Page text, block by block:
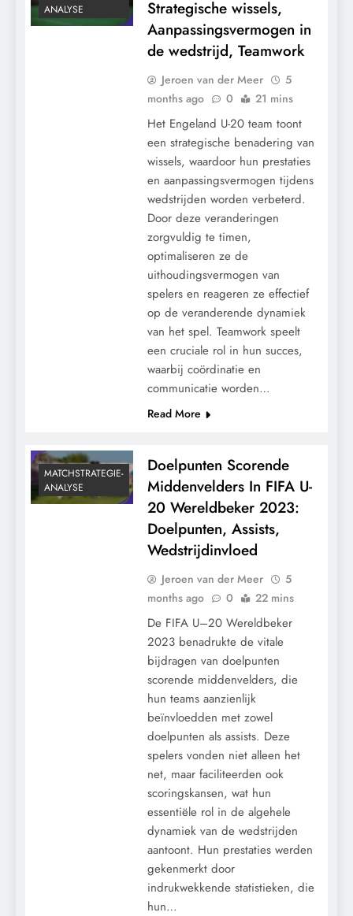
ANALYSE
Strategische wissels,
Aanpassingsvermogen in
de wedstrijd, Teamwork
Jeroen van der Meer
5
months ago
0 21 mins
Het Engeland U-20 team toont
een strategische benadering van
wissels, waardoor hun prestaties
en aanpassingsvermogen tijdens
wedstrijden worden verbeterd.
Door deze veranderingen
zorgvuldig te timen,
optimaliseren ze de
uithoudingsvermogen van
spelers en reageren ze effectief
op de veranderende dynamiek
van het spel. Teamwork speelt
een cruciale rol in hun succes,
waarbij coördinatie en
communicatie worden…
Read More
MATCHSTRATEGIE-
ANALYSE
Doelpunten Scorende
Middenvelders In FIFA U-
20 Wereldbeker 2023:
Doelpunten, Assists,
Wedstrijdinvloed
Jeroen van der Meer
5
months ago
0 22 mins
De FIFA U–20 Wereldbeker
2023 benadrukte de vitale
bijdragen van doelpunten
scorende middenvelders, die
hun teams aanzienlijk
beïnvloedden met zowel
doelpunten als assists. Deze
spelers vonden niet alleen het
net, maar faciliteerden ook
scoringskansen, wat hun
essentiële rol in de algehele
dynamiek van de wedstrijden
aantoont. Hun prestaties werden
gekenmerkt door
indrukwekkende statistieken, die
hun…